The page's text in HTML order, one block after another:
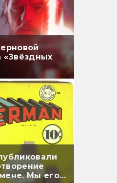
«Звёздных
Мы его